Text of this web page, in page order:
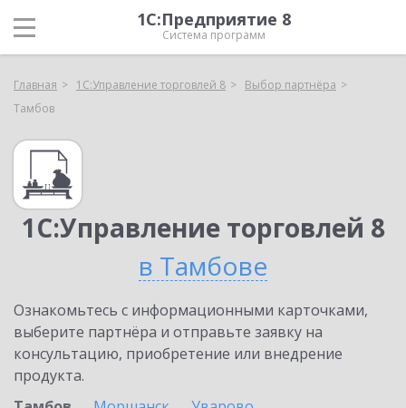
1С:Предприятие 8
Система программ
Главная 1С:Управление торговлей 8
Выбор партнёра
Тамбов
1С:Управление торговлей 8
в Тамбове
Ознакомьтесь с информационными карточками,
выберите партнёра и отправьте заявку на
консультацию, приобретение или внедрение
продукта.